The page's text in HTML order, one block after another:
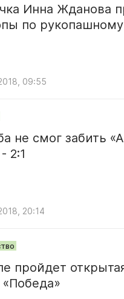
Инна Жданова
по
09:55
не смог забить
2:1
20:14
пройдет
«Победа»